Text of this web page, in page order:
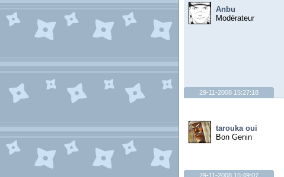
Anbu
Modérateur
29-11-2008 15:27:18
tarouka oui
Bon Genin
29-11-2008 15:49:07